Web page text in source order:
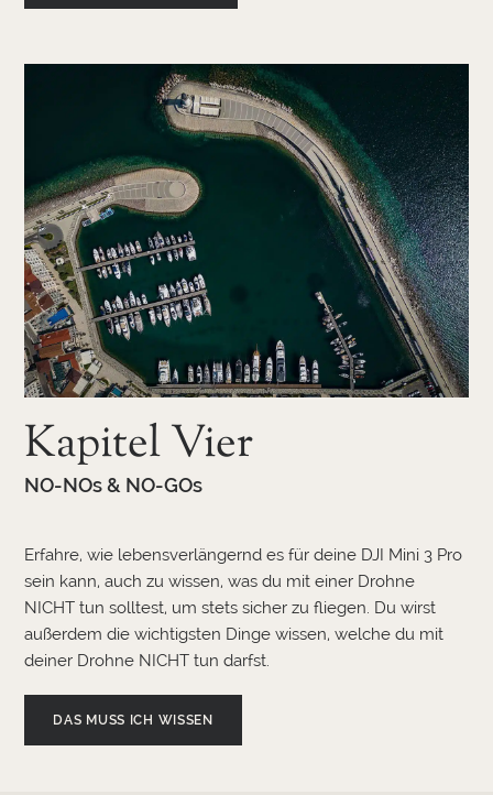
Kapitel Vier
NO-NOs & NO-GOs
Erfahre, wie lebensverlängernd es für deine DJI Mini 3 Pro
sein kann, auch zu wissen, was du mit einer Drohne
NICHT tun solltest, um stets sicher zu fliegen. Du wirst
außerdem die wichtigsten Dinge wissen, welche du mit
deiner Drohne NICHT tun darfst.
DAS MUSS ICH WISSEN